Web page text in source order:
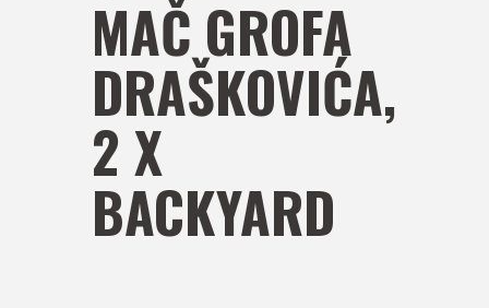
MAČ GROFA
DRAŠKOVIĆA,
2 X
BACKYARD